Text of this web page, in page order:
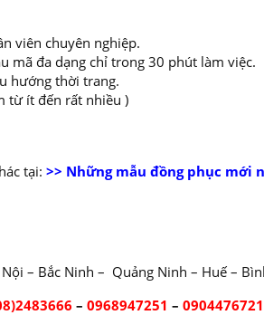
viên chuyên nghiệp.
mã đa dạng chỉ trong 30 phút làm việc.
hướng thời trang.
từ ít đến rất nhiều )
tại: >> Những mẫu đồng phục mới
– Bắc Ninh – Quảng Ninh – Huế –
– 0968947251 – 0904476721